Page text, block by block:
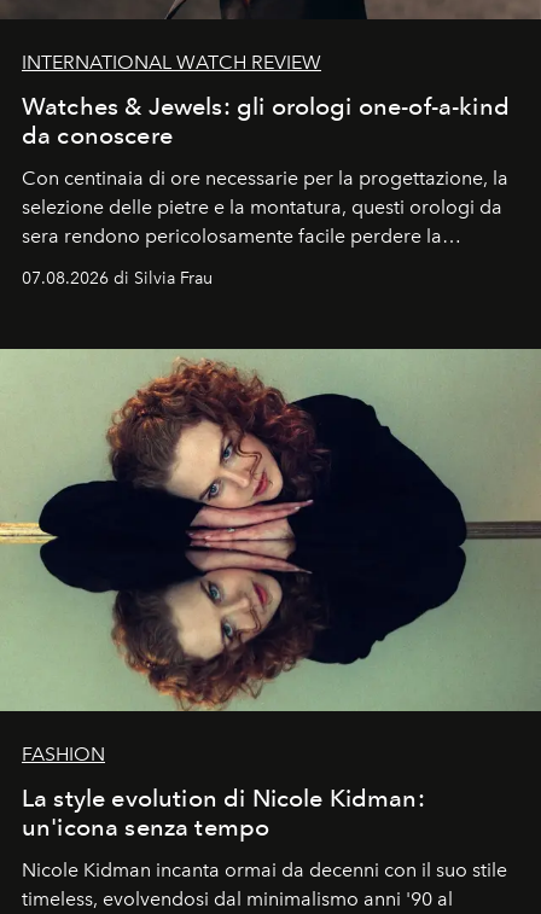
INTERNATIONAL WATCH REVIEW
Watches & Jewels: gli orologi one-of-a-kind
da conoscere
Con centinaia di ore necessarie per la progettazione, la
selezione delle pietre e la montatura, questi orologi da
sera rendono pericolosamente facile perdere la
07.08.2026 di Silvia Frau
FASHION
La style evolution di Nicole Kidman:
un'icona senza tempo
Nicole Kidman incanta ormai da decenni con il suo stile
timeless, evolvendosi dal minimalismo anni '90 al